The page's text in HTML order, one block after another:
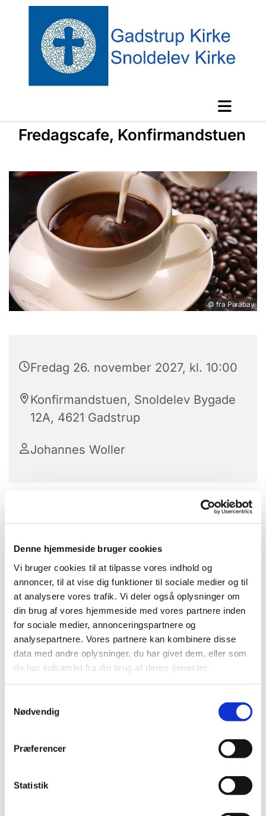
Denne hjemmeside bruger cookies
Vi bruger cookies til at tilpasse vores indhold og
annoncer, til at vise dig funktioner til sociale medier og til
at analysere vores trafik. Vi deler også oplysninger om
din brug af vores hjemmeside med vores partnere inden
for sociale medier, annonceringspartnere og
analysepartnere. Vores partnere kan kombinere disse
data med andre oplysninger, du har givet dem, eller som
de har indsamlet fra din brug af deres tjenester.
Nødvendig
Præferencer
Statistik
Fredagscafe, Konfirmandstuen
© fra Pixabay
Fredag 26. november 2027, kl. 10:00
Konfirmandstuen, Snoldelev Bygade
12A, 4621 Gadstrup
Johannes Woller
Vi mødes hver fredag (dog ikke i skoleferier)
klokken 10-12 til formiddagskaffe/te i
og småt. Program og mere info hos
kontaktperson: Inge Woller telefon 4087 2866.